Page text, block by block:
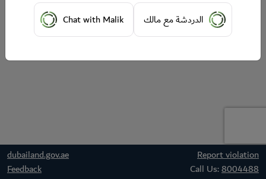
dubailand.gov.ae
Report violation
Feedback
Call Us:8004488
Chat with Malik
الدردشة مع مالك